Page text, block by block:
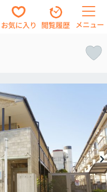
お気に入り 閲覧履歴 メニュー